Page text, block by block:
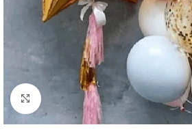
Click to enlarge